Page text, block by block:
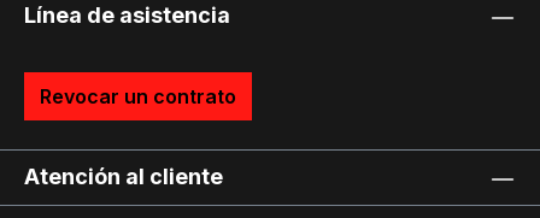
Línea de asistencia
Revocar un contrato
Atención al cliente